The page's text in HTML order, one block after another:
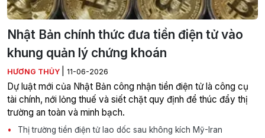
Nhật Bản chính thức đưa tiền điện tử vào
khung quản lý chứng khoán
HƯƠNG THỦY 11-06-2026
Dự luật mới của Nhật Bản công nhận tiền điện tử là công cụ
tài chính, nới lỏng thuế và siết chặt quy định để thúc đẩy thị
trường an toàn và minh bạch.
Thị trường tiền điện tử lao dốc sau không kích Mỹ-Iran